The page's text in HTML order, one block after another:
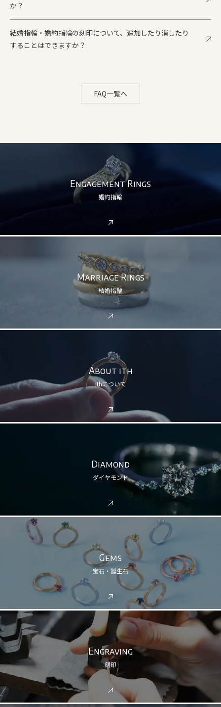
か？
結婚指輪・婚約指輪の刻印について、追加したり消したり
することはできますか？
FAQ一覧へ
Engagement Rings
婚約指輪
Marriage Rings
結婚指輪
About ith
ithについて
Diamond
ダイヤモンド
Gems
宝石・誕生石
Engraving
刻印